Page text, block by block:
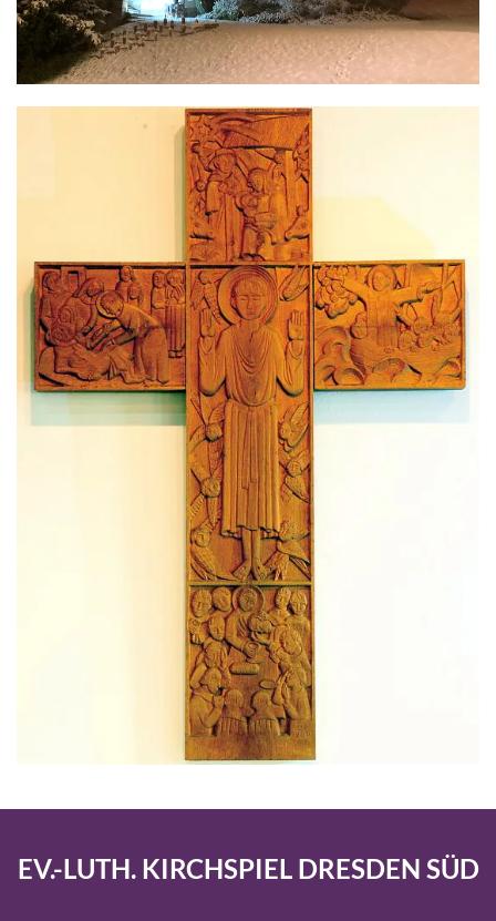
EV.-LUTH. KIRCHSPIEL DRESDEN SÜD